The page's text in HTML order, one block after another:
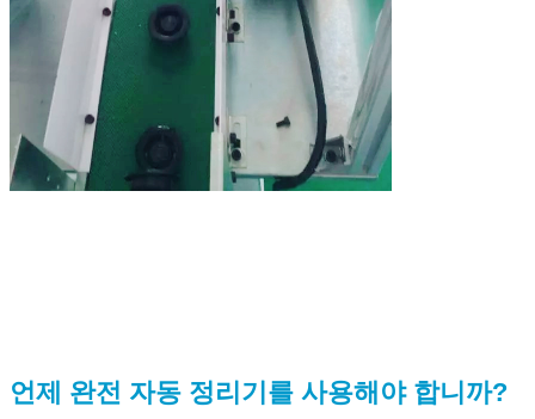
언제 완전 자동 정리기를 사용해야 합니까?